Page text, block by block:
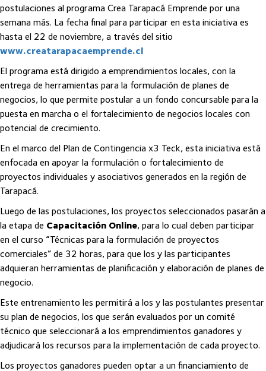
postulaciones al programa Crea Tarapacá Emprende por una
semana más. La fecha final para participar en esta iniciativa es
hasta el 22 de noviembre, a través del sitio
www.creatarapacaemprende.cl
El programa está dirigido a emprendimientos locales, con la
entrega de herramientas para la formulación de planes de
negocios, lo que permite postular a un fondo concursable para la
puesta en marcha o el fortalecimiento de negocios locales con
potencial de crecimiento.
En el marco del Plan de Contingencia x3 Teck, esta iniciativa está
enfocada en apoyar la formulación o fortalecimiento de
proyectos individuales y asociativos generados en la región de
Tarapacá.
Luego de las postulaciones, los proyectos seleccionados pasarán a
la etapa de Capacitación Online, para lo cual deben participar
en el curso “Técnicas para la formulación de proyectos
comerciales” de 32 horas, para que los y las participantes
adquieran herramientas de planificación y elaboración de planes de
negocio.
Este entrenamiento les permitirá a los y las postulantes presentar
su plan de negocios, los que serán evaluados por un comité
técnico que seleccionará a los emprendimientos ganadores y
adjudicará los recursos para la implementación de cada proyecto.
Los proyectos ganadores pueden optar a un financiamiento de